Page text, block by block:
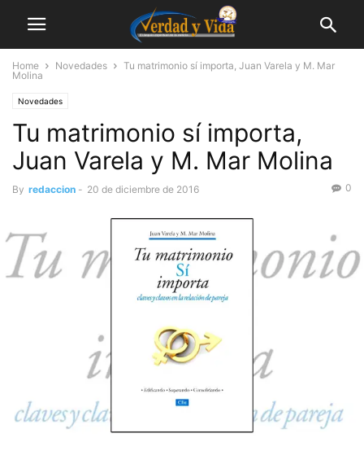
Home Novedades
Tu matrimonio sí importa, Juan Varela y M. Mar
Molina
Novedades
Tu matrimonio sí importa,
Juan Varela y M. Mar Molina
By redaccion - 20 de diciembre de 2016 0